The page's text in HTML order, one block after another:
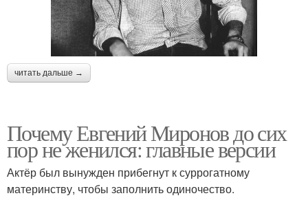
читать дальше →
Почему Евгений Миронов до сих
пор не женился: главные версии
Актёр был вынужден прибегнут к суррогатному
материнству, чтобы заполнить одиночество.